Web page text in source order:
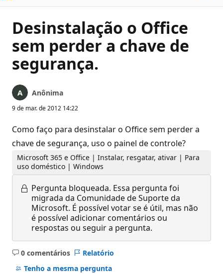
Desinstalação o Office
sem perder a chave de
segurança.
Anônima
9 de mar. de 2012 14:22
Como faço para desinstalar o Office sem perder a
chave de segurança, uso o painel de controle?
Microsoft 365 e Office | Instalar, resgatar, ativar | Para
uso doméstico | Windows
Pergunta bloqueada. Essa pergunta foi
migrada da Comunidade de Suporte da
Microsoft. É possível votar se é útil, mas não
é possível adicionar comentários ou
respostas ou seguir a pergunta.
0 comentários
Sem
comentários
Relatório
Tenho a mesma pergunta